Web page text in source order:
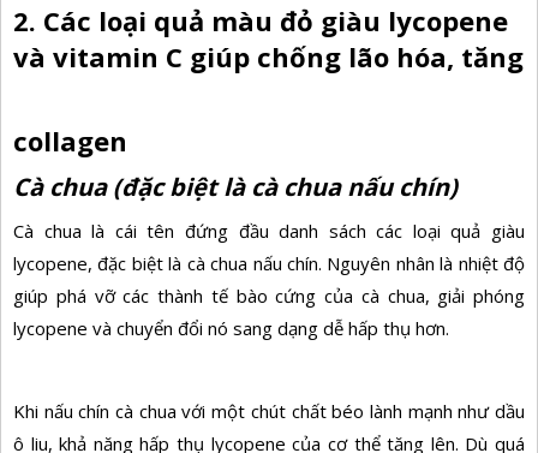
2. Các loại quả màu đỏ giàu lycopene
và vitamin C giúp chống lão hóa, tăng
collagen
Cà chua (đặc biệt là cà chua nấu chín)
Cà chua là cái tên đứng đầu danh sách các loại quả giàu
lycopene, đặc biệt là cà chua nấu chín. Nguyên nhân là nhiệt độ
giúp phá vỡ các thành tế bào cứng của cà chua, giải phóng
lycopene và chuyển đổi nó sang dạng dễ hấp thụ hơn.
Khi nấu chín cà chua với một chút chất béo lành mạnh như dầu
ô liu, khả năng hấp thụ lycopene của cơ thể tăng lên. Dù quá